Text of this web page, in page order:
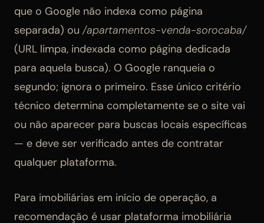
que o Google não indexa como página
separada) ou /apartamentos-venda-sorocaba/
(URL limpa, indexada como página dedicada
para aquela busca). O Google ranqueia o
segundo; ignora o primeiro. Esse único critério
técnico determina completamente se o site vai
ou não aparecer para buscas locais específicas
— e deve ser verificado antes de contratar
qualquer plataforma.
Para imobiliárias em início de operação, a
recomendação é usar plataforma imobiliária